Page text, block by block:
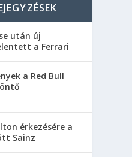
után új
a Ferrari
a Red Bull
érkezésére a
Sainz